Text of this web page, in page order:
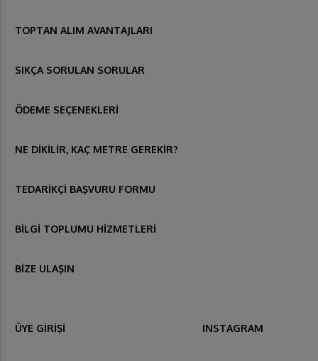
TOPTAN ALIM AVANTAJLARI
SIKÇA SORULAN SORULAR
ÖDEME SEÇENEKLERİ
NE DİKİLİR, KAÇ METRE GEREKİR?
TEDARİKÇİ BAŞVURU FORMU
BİLGİ TOPLUMU HİZMETLERİ
BİZE ULAŞIN
ÜYE GİRİŞİ INSTAGRAM